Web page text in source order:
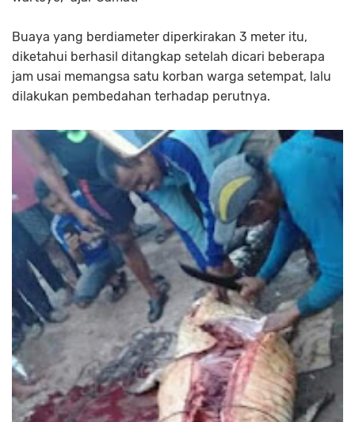
Buaya yang berdiameter diperkirakan 3 meter itu,
diketahui berhasil ditangkap setelah dicari beberapa
jam usai memangsa satu korban warga setempat, lalu
dilakukan pembedahan terhadap perutnya.